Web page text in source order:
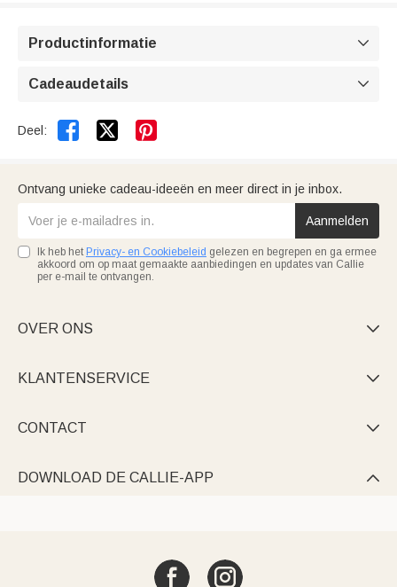
Productinformatie 
Cadeaudetails 
Deel:  
Ontvang unieke cadeau-ideeën en meer direct in je inbox.
Aanmelden
Ik heb het Privacy- en Cookiebeleid gelezen en begrepen en ga ermee
akkoord om op maat gemaakte aanbiedingen en updates van Callie
per e-mail te ontvangen.
OVER ONS 
KLANTENSERVICE 
CONTACT 
DOWNLOAD DE CALLIE-APP 